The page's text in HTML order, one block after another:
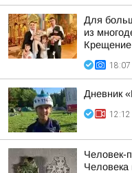
Для
из
Крещение
18:07
Дневник
12:12
Человек-